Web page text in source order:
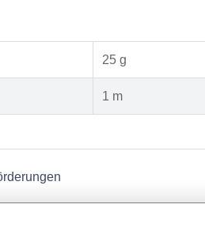
25 g
1 m